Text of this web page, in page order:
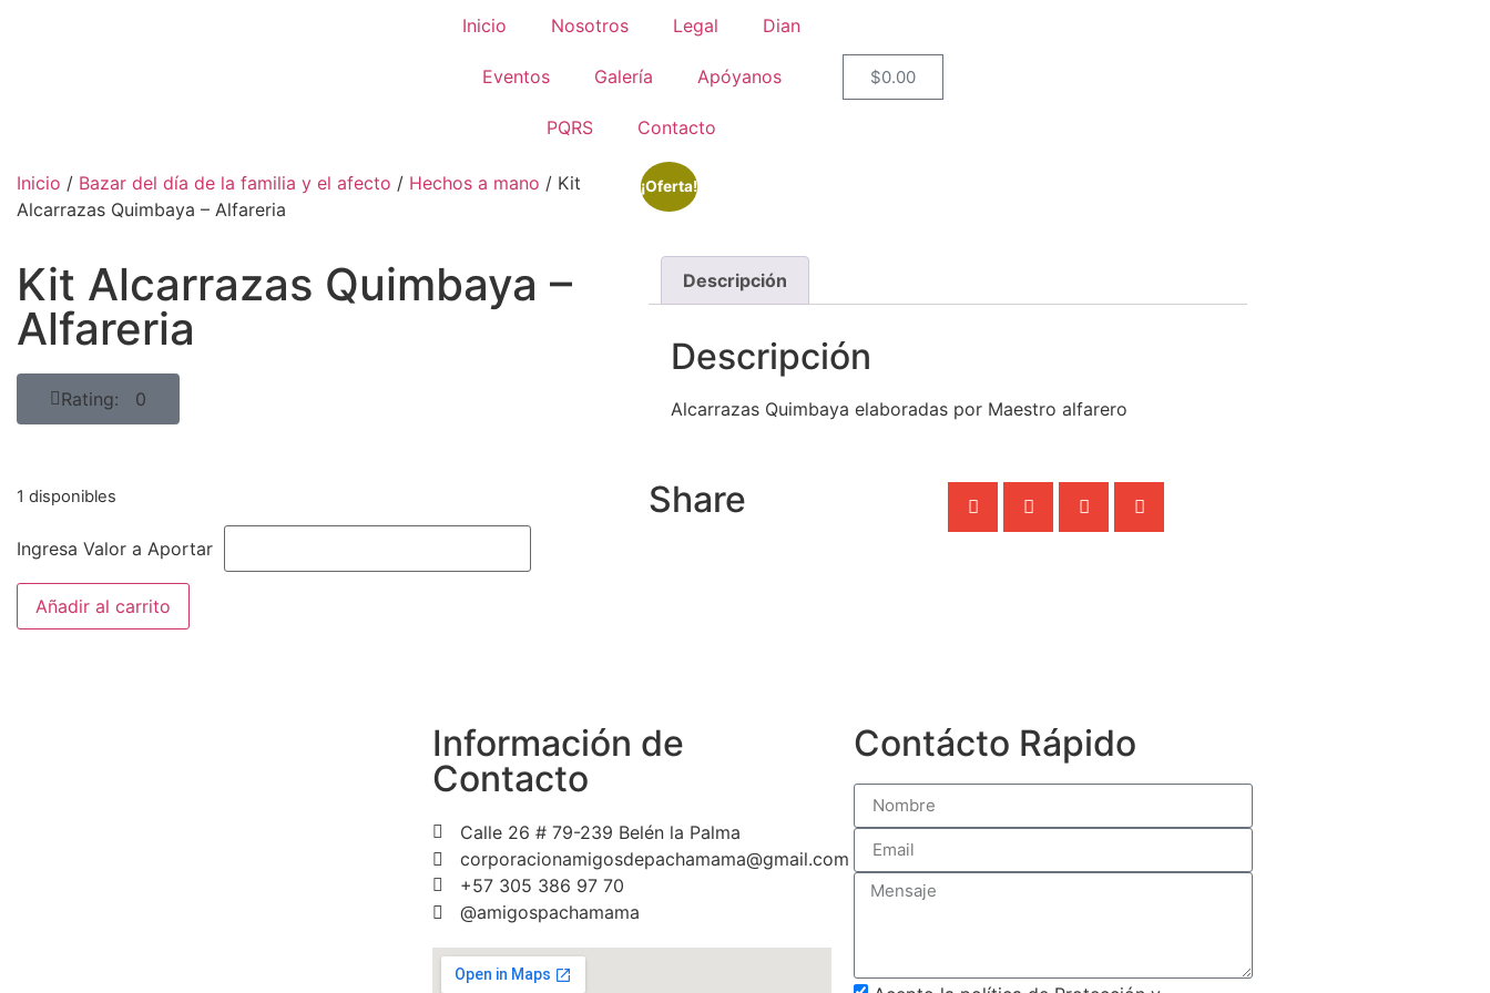
Inicio Nosotros Legal Dian
Eventos Galería Apóyanos
PQRS Contacto
$0.00
Inicio / Bazar del día de la familia y el afecto / Hechos a mano / Kit
Alcarrazas Quimbaya – Alfareria
Kit Alcarrazas Quimbaya –
Alfareria
Rating: 0
1 disponibles
Ingresa Valor a Aportar
Añadir al carrito
¡Oferta!
Descripción
Descripción
Alcarrazas Quimbaya elaboradas por Maestro alfarero
Share
Información de
Contacto
Calle 26 # 79-239 Belén la Palma
corporacionamigosdepachamama@gmail.com
+57 305 386 97 70
@amigospachamama
Contácto Rápido